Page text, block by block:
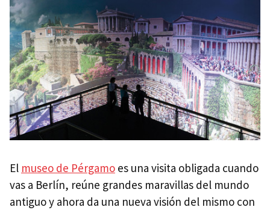
El museo de Pérgamo es una visita obligada cuando
vas a Berlín, reúne grandes maravillas del mundo
antiguo y ahora da una nueva visión del mismo con